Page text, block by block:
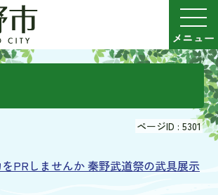
ページID : 5301
PRしませんか 秦野武道祭の武具展示